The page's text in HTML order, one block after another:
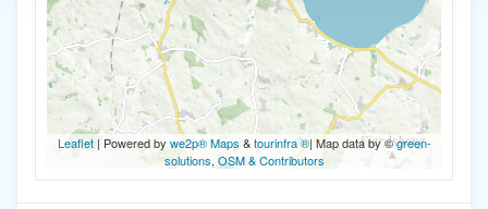
Leaflet| Powered by we2p® Maps &tourinfra ®| Map data by ©green-
solutions, OSM & Contributors